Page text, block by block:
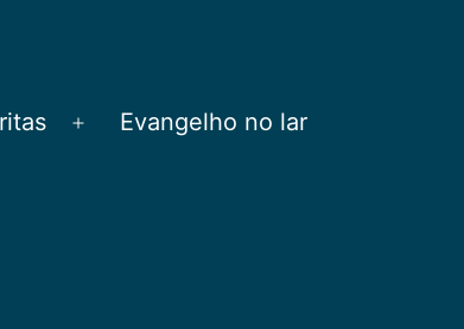
Abrir
Evangelho no lar